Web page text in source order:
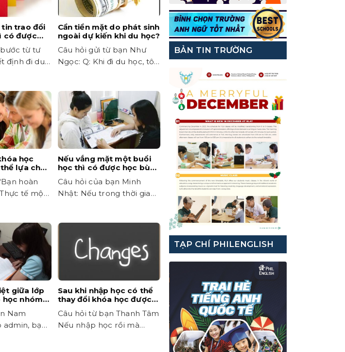
tin trao đổi
có được
bước từ tư
định đi du
Cần tiền mặt do phát sinh
ngoài dự kiến khi du học?
Câu hỏi gửi từ bạn Như
Ngọc: Q: Khi đi du học, tôi
học
lựa chọn
không?
hoàn
tế một
Nếu vắng mặt một buổi
học thì có được học bù
Câu hỏi của bạn Minh
Nhật: Nếu trong thời gian
giữa lớp
học nhóm
Nam
admin, bạn
Sau khi nhập học có thể
thay đổi khóa học được
Câu hỏi từ bạn Thanh Tâm
Nếu nhập học rồi mà
BẢN TIN TRƯỜNG
TẠP CHÍ PHILENGLISH